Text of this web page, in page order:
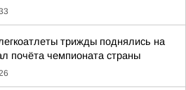
трижды поднялись на
почёта чемпионата страны